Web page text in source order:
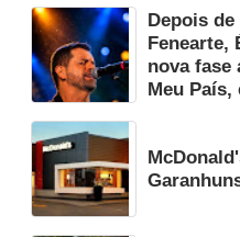
Depois
Fenearte,
nova fase
Meu País,